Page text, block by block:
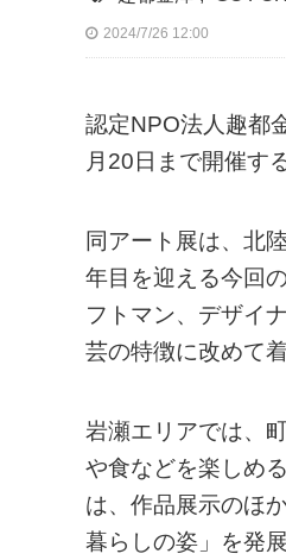
2024/7/26 12:00
認定NPO法人趣都
月20日まで開催す
同アート展は、北
年目を迎える今回
フトマン、デザイ
芸の特徴に改めて
岩瀬エリアでは、
や食などを楽しめ
は、作品展示のほ
暮らしの姿」を発